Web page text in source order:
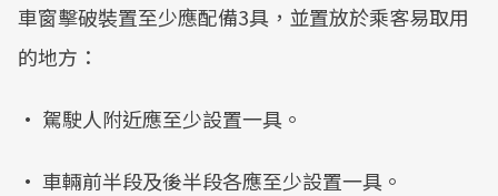
車窗擊破裝置至少應配備3具，並置放於乘客易取用
的地方：
• 駕駛人附近應至少設置一具。
• 車輛前半段及後半段各應至少設置一具。